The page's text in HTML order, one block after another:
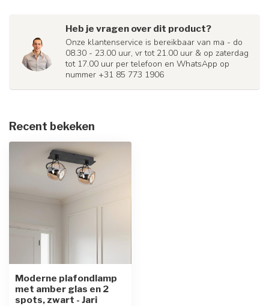
Heb je vragen over dit product?
Onze klantenservice is bereikbaar van ma - do
08.30 - 23.00 uur, vr tot 21.00 uur & op zaterdag
tot 17.00 uur per telefoon en WhatsApp op
nummer +31 85 773 1906
Recent bekeken
Moderne plafondlamp
met amber glas en 2
spots, zwart - Jari